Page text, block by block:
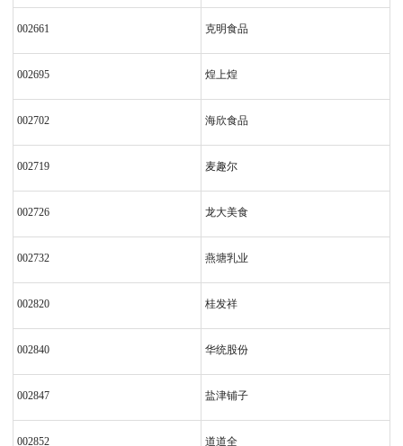
002661 克明食品
002695 煌上煌
002702 海欣食品
002719 麦趣尔
002726 龙大美食
002732 燕塘乳业
002820 桂发祥
002840 华统股份
002847 盐津铺子
002852 道道全